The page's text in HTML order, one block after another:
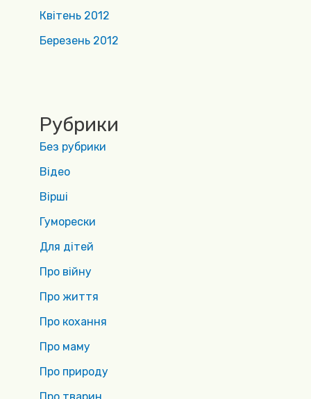
Квітень 2012
Березень 2012
Рубрики
Без рубрики
Відео
Вірші
Гуморески
Для дітей
Про війну
Про життя
Про кохання
Про маму
Про природу